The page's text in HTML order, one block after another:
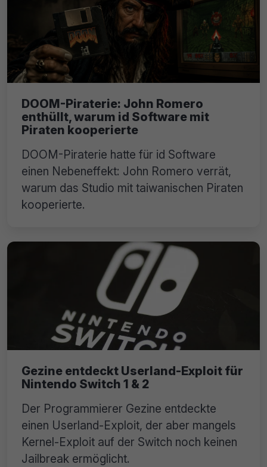
DOOM-Piraterie: John Romero
enthüllt, warum id Software mit
Piraten kooperierte
DOOM-Piraterie hatte für id Software
einen Nebeneffekt: John Romero verrät,
warum das Studio mit taiwanischen Piraten
kooperierte.
Gezine entdeckt Userland-Exploit für
Nintendo Switch 1 & 2
Der Programmierer Gezine entdeckte
einen Userland-Exploit, der aber mangels
Kernel-Exploit auf der Switch noch keinen
Jailbreak ermöglicht.